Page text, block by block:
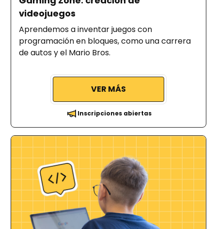
videojuegos
Aprendemos a inventar juegos con
programación en bloques, como una carrera
de autos y el Mario Bros.
VER MÁS
Inscripciones abiertas